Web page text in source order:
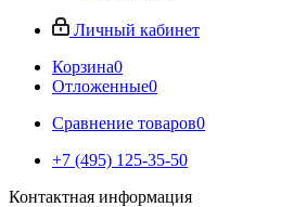
Личный кабинет
Корзина0
Отложенные0
Сравнение товаров0
+7 (495) 125-35-50
Контактная информация